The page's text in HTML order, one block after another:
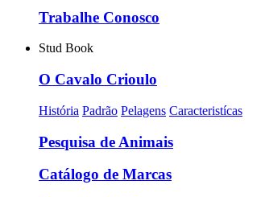
Trabalhe Conosco
Stud Book
O Cavalo Crioulo
História Padrão Pelagens Caracteristícas
Pesquisa de Animais
Catálogo de Marcas